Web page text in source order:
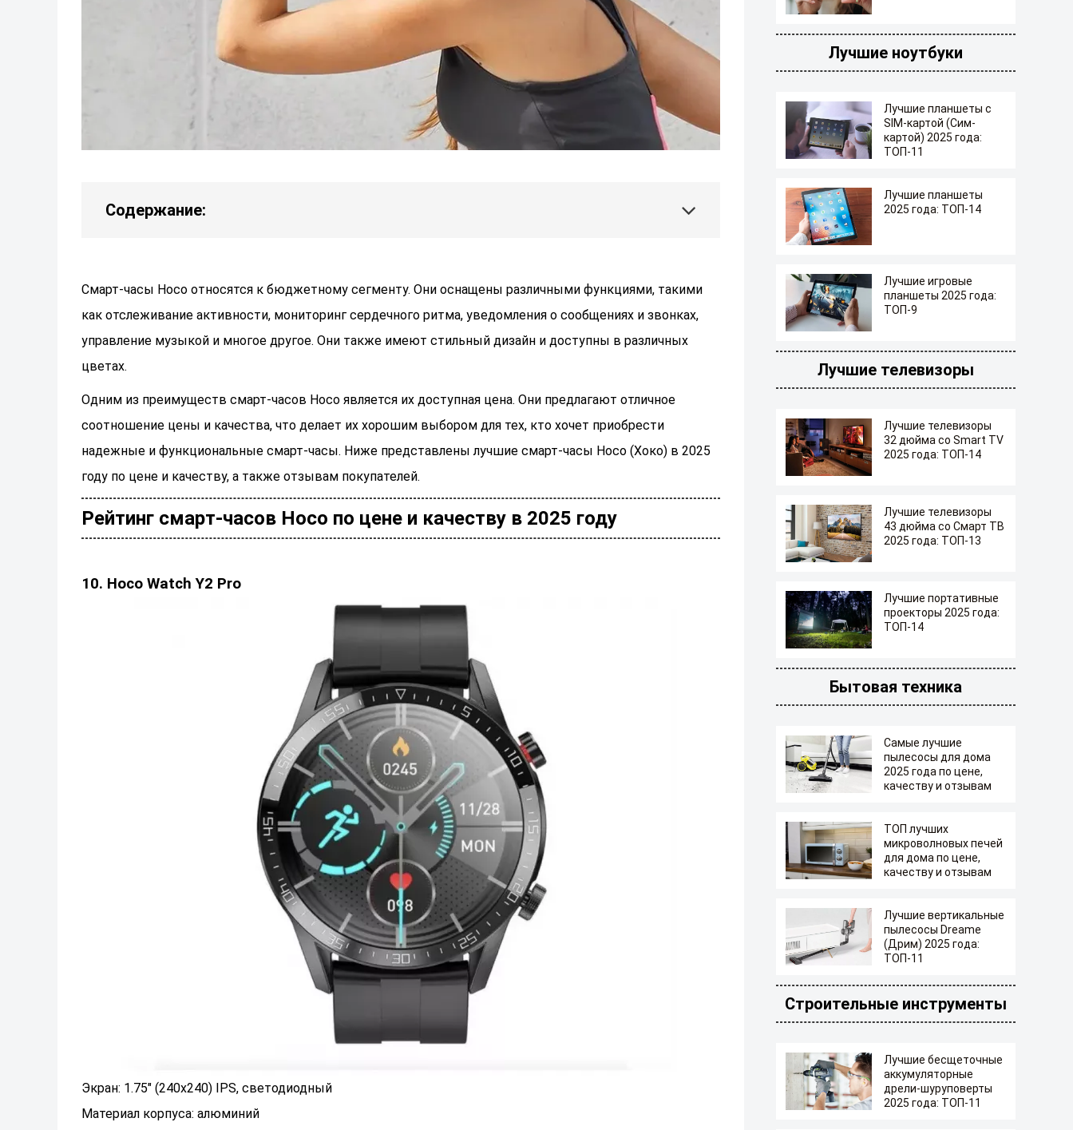
Содержание:
Смарт-часы Hoco относятся к бюджетному сегменту. Они оснащены различными функциями, такими
как отслеживание активности, мониторинг сердечного ритма, уведомления о сообщениях и звонках,
управление музыкой и многое другое. Они также имеют стильный дизайн и доступны в различных
цветах.
Одним из преимуществ смарт-часов Hoco является их доступная цена. Они предлагают отличное
соотношение цены и качества, что делает их хорошим выбором для тех, кто хочет приобрести
надежные и функциональные смарт-часы. Ниже представлены лучшие смарт-часы Hoco (Хоко) в 2025
году по цене и качеству, а также отзывам покупателей.
Рейтинг смарт-часов Hoco по цене и качеству в 2025 году
10. Hoco Watch Y2 Pro
Экран: 1.75" (240x240) IPS, светодиодный
Материал корпуса: алюминий
Лучшие ноутбуки
Лучшие планшеты с
SIM-картой (Сим-
картой) 2025 года:
ТОП-11
Лучшие планшеты
2025 года: ТОП-14
Лучшие игровые
планшеты 2025 года:
ТОП-9
Лучшие телевизоры
Лучшие телевизоры
32 дюйма со Smart TV
2025 года: ТОП-14
Лучшие телевизоры
43 дюйма со Смарт ТВ
2025 года: ТОП-13
Лучшие портативные
проекторы 2025 года:
ТОП-14
Бытовая техника
Самые лучшие
пылесосы для дома
2025 года по цене,
качеству и отзывам
ТОП лучших
микроволновых печей
для дома по цене,
качеству и отзывам
Лучшие вертикальные
пылесосы Dreame
(Дрим) 2025 года:
ТОП-11
Строительные инструменты
Лучшие бесщеточные
аккумуляторные
дрели-шуруповерты
2025 года: ТОП-11